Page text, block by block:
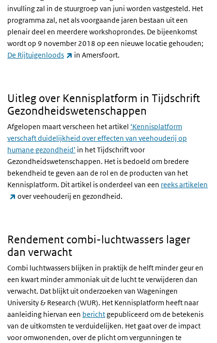
invulling zal in de stuurgroep van juni worden vastgesteld. Het
programma zal, net als voorgaande jaren bestaan uit een
plenair deel en meerdere workshoprondes. De bijeenkomst
wordt op 9 november 2018 op een nieuwe locatie gehouden;
De Rijtuigenloods
(externe link)
in Amersfoort.
Uitleg over Kennisplatform in Tijdschrift
Gezondheidswetenschappen
Afgelopen maart verscheen het artikel ‘Kennisplatform
verschaft duidelijkheid over effecten van veehouderij op
humane gezondheid’ in het Tijdschrift voor
Gezondheidswetenschappen. Het is bedoeld om bredere
bekendheid te geven aan de rol en de producten van het
Kennisplatform. Dit artikel is onderdeel van een reeks artikelen
(externe link)
over veehouderij en gezondheid.
Rendement combi-luchtwassers lager
dan verwacht
Combi luchtwassers blijken in praktijk de helft minder geur en
een kwart minder ammoniak uit de lucht te verwijderen dan
verwacht. Dat blijkt uit onderzoeken van Wageningen
University & Research (WUR). Het Kennisplatform heeft naar
aanleiding hiervan een berichtgepubliceerd om de betekenis
van de uitkomsten te verduidelijken. Het gaat over de impact
voor omwonenden, over de plicht om vergunningen te